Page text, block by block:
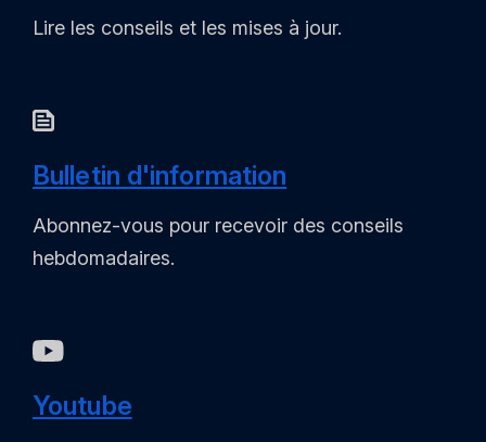
Lire les conseils et les mises à jour.
Bulletin d'information
Abonnez-vous pour recevoir des conseils
hebdomadaires.
Youtube